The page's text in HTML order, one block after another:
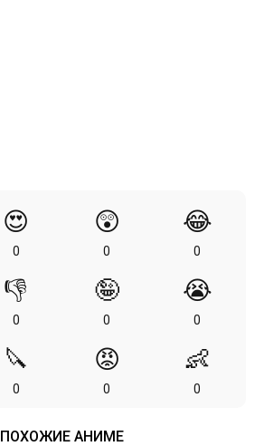
😍
0
😲
0
😂
0
👎
0
🤪
0
😭
0
🔪
0
😡
0
👶
0
ПОХОЖИЕ АНИМЕ